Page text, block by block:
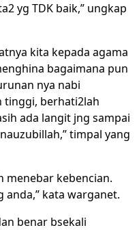
yg TDK baik,” ungkap
kita kepada agama
bagaimana pun
nya nabi
tinggi, berhati2lah
ada langit jng sampai
timpal yang
menebar kebencian.
anda,” kata warganet.
benar bsekali